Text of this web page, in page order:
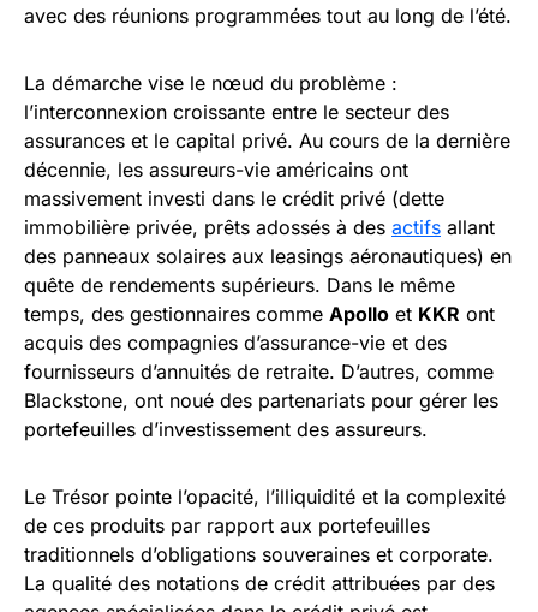
avec des réunions programmées tout au long de l’été.
La démarche vise le nœud du problème :
l’interconnexion croissante entre le secteur des
assurances et le capital privé. Au cours de la dernière
décennie, les assureurs-vie américains ont
massivement investi dans le crédit privé (dette
immobilière privée, prêts adossés à des actifs allant
des panneaux solaires aux leasings aéronautiques) en
quête de rendements supérieurs. Dans le même
temps, des gestionnaires comme Apollo et KKR ont
acquis des compagnies d’assurance-vie et des
fournisseurs d’annuités de retraite. D’autres, comme
Blackstone, ont noué des partenariats pour gérer les
portefeuilles d’investissement des assureurs.
Le Trésor pointe l’opacité, l’illiquidité et la complexité
de ces produits par rapport aux portefeuilles
traditionnels d’obligations souveraines et corporate.
La qualité des notations de crédit attribuées par des